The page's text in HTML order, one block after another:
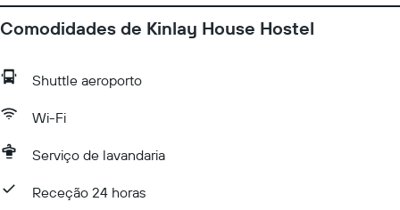
Comodidades de Kinlay House Hostel
Shuttle aeroporto
Wi-Fi
Serviço de lavandaria
Receção 24 horas